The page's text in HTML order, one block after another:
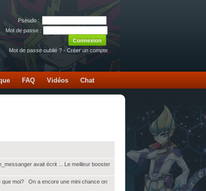
Pseudo :
Mot de passe :
Mot de passe oublié ? - Créer un compte
FAQ Vidéos Chat
avait écrit ... Le meilleur booster
que moi? On a encore une mini chance on